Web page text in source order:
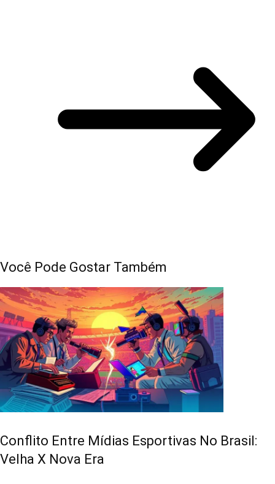
Você Pode Gostar Também
Conflito Entre Mídias Esportivas No Brasil:
Velha X Nova Era